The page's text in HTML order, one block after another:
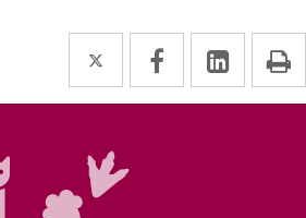
Twitter
Enlace
a
aplicación
externa.
Facebook
Enlace
a
Enlace
a